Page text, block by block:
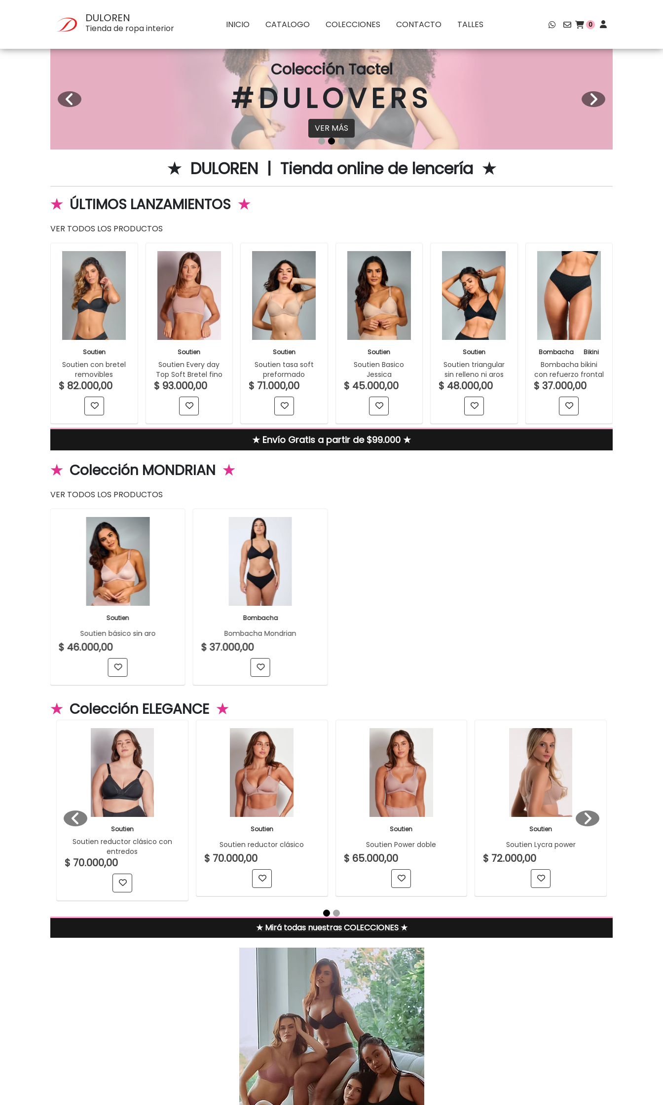
DULOREN
Tienda de ropa interior INICIO CATALOGO COLECCIONES CONTACTO TALLES 0
Colección Tactel
#DULOVERS
VER MÁS
★ DULOREN | Tienda online de lencería ★
★ ÚLTIMOS LANZAMIENTOS ★
VER TODOS LOS PRODUCTOS
Soutien
Soutien con bretel
removibles
$ 82.000,00
Soutien
Soutien Every day
Top Soft Bretel fino
$ 93.000,00
Soutien
Soutien tasa soft
preformado
$ 71.000,00
Soutien
Soutien Basico
Jessica
$ 45.000,00
Soutien
Soutien triangular
sin relleno ni aros
$ 48.000,00
Bombacha Bikini
Bombacha bikini
con refuerzo frontal
$ 37.000,00
★ Envío Gratis a partir de $99.000 ★
★ Colección MONDRIAN ★
VER TODOS LOS PRODUCTOS
Soutien
Soutien básico sin aro
$ 46.000,00
Bombacha
Bombacha Mondrian
$ 37.000,00
★ Colección ELEGANCE ★
Soutien
Soutien reductor clásico con
entredos
$ 70.000,00
Soutien
Soutien reductor clásico
$ 70.000,00
Soutien
Soutien Power doble
$ 65.000,00
Soutien
Soutien Lycra power
$ 72.000,00
★ Mirá todas nuestras COLECCIONES ★